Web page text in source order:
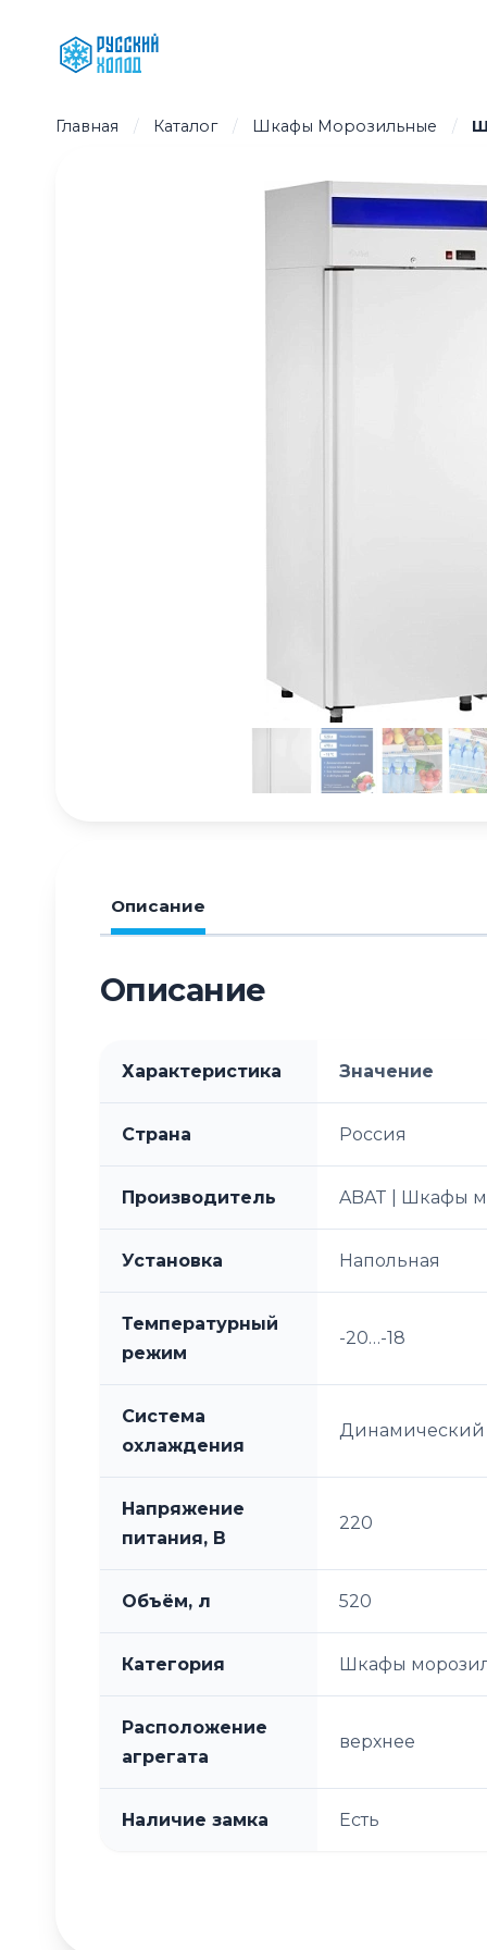
содержимому
Главная / Каталог / Шкафы Морозильные /
Описание
Описание
Характеристика Значение
Страна Россия
Производитель ABAT | Шкафы
Установка Напольная
Температурный
режим
-20…-18
Система
охлаждения
Динамический
Напряжение
питания, В
220
Объём, л 520
Категория Шкафы
Расположение
агрегата
верхнее
Наличие замка Есть